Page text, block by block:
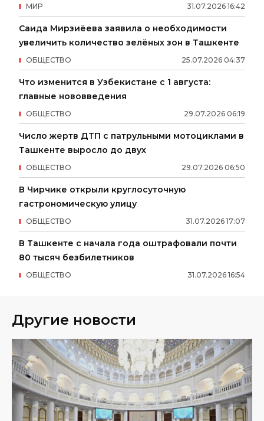
31.07.2026 16:42
МИР
Саида Мирзиёева заявила о необходимости
увеличить количество зелёных зон в Ташкенте
25.07.2026 04:37
ОБЩЕСТВО
Что изменится в Узбекистане с 1 августа:
главные нововведения
29.07.2026 06:19
ОБЩЕСТВО
Число жертв ДТП с патрульными мотоциклами в
Ташкенте выросло до двух
29.07.2026 06:50
ОБЩЕСТВО
В Чирчике открыли круглосуточную
гастрономическую улицу
31.07.2026 17:07
ОБЩЕСТВО
В Ташкенте с начала года оштрафовали почти
80 тысяч безбилетников
31.07.2026 16:54
ОБЩЕСТВО
Другие новости